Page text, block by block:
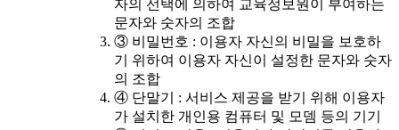
자의 선택에 의하여 교육정보원이 부여하는
문자와 숫자의 조합
③ 비밀번호 : 이용자 자신의 비밀을 보호하
기 위하여 이용자 자신이 설정한 문자와 숫자
의 조합
④ 단말기 : 서비스 제공을 받기 위해 이용자
가 설치한 개인용 컴퓨터 및 모뎀 등의 기기